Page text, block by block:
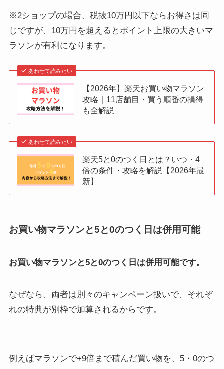
※2ショップの場合、税抜10万円以下ならお得さは同
じですが、10万円を超えるとポイント上限の大きいマ
ラソンが有利になります。
あわせて読みたい
【2026年】楽天お買い物マラソン
攻略｜11店舗目・買う順番の損得
も全解説
あわせて読みたい
楽天5と0のつく日とは？いつ・4
倍の条件・攻略を解説【2026年最
新】
お買い物マラソンと5と0のつく日は併用可能
お買い物マラソンと5と0のつく日は併用可能です。
なぜなら、両者は別々のキャンペーン扱いで、それぞ
れの特典が別枠で加算されるからです。
例えばマラソンで+9倍まで積んだ買い物を、5・0のつ